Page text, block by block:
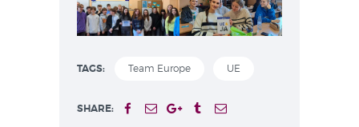
TAGS: Team Europe UE
SHARE: